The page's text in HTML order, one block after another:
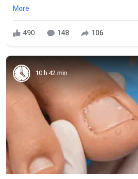
More
490 148 106
10 h 42 min